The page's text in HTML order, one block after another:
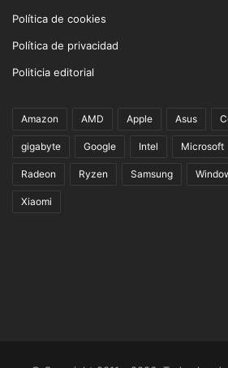
Política de cookies
Política de privacidad
Politicia editorial
Amazon AMD Apple Asus
gigabyte Google Intel Microsoft
Radeon Ryzen Samsung
Xiaomi